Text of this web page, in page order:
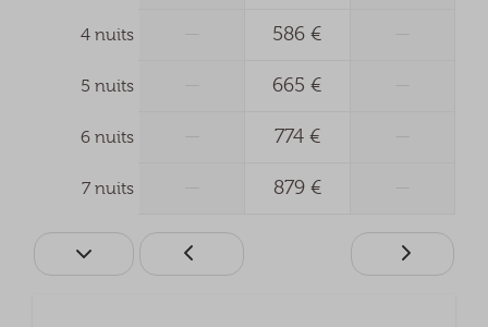
4 nuits 586 €
5 nuits 665 €
6 nuits 774 €
7 nuits 879 €